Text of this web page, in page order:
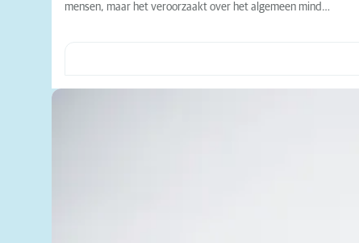
mensen, maar het veroorzaakt over het algemeen mind…